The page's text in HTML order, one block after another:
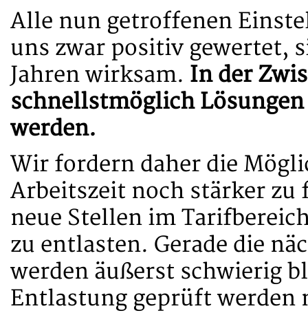
Alle nun getroffenen
uns zwar positiv gewertet,
Jahren wirksam. In der
schnellstmöglich
werden.
Wir fordern daher die
Arbeitszeit noch stärker zu
neue Stellen im
zu entlasten. Gerade die
werden äußerst schwierig
Entlastung geprüft werden